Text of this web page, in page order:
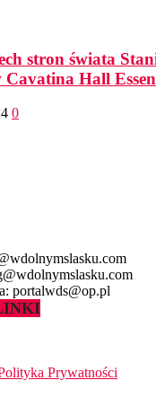
stron świata
Cavatina Hall
0
portalwds@op.pl
Prywatności